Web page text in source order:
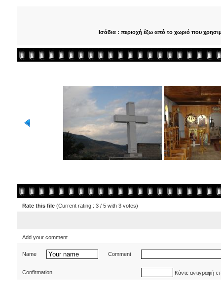
Ισάδια : περιοχή έξω από το χωριό που
Rate this file (Current rating : 3 / 5 with 3 votes)
Add your comment
Name Comment
Confirmation Κάντε αντιγραφή-